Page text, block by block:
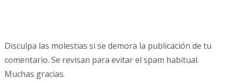
Disculpa las molestias si se demora la publicación de tu
comentario. Se revisan para evitar el spam habitual.
Muchas gracias.